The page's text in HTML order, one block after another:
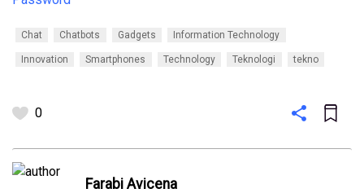
Chat Chatbots Gadgets Information Technology
Innovation Smartphones Technology Teknologi tekno
0
Farabi Avicena